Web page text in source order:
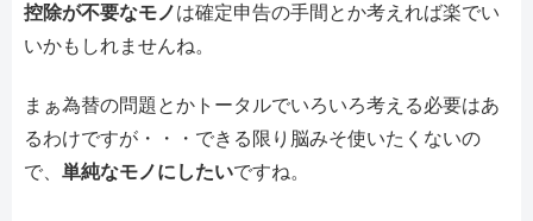
控除が不要なモノは確定申告の手間とか考えれば楽でい
いかもしれませんね。
まぁ為替の問題とかトータルでいろいろ考える必要はあ
るわけですが・・・できる限り脳みそ使いたくないの
で、 単純なモノにしたいですね。